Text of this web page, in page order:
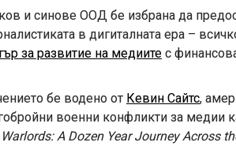
и синове ООД бе избрана да
в дигиталната ера –
за развитие на медиите с
бе водено от Кевин Сайтс,
военни конфликти за медии
A Dozen Year Journey Across